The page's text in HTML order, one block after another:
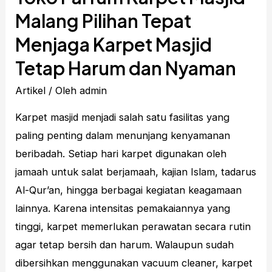
Malang Pilihan Tepat
Menjaga Karpet Masjid
Tetap Harum dan Nyaman
Artikel / Olehadmin
Karpet masjid menjadi salah satu fasilitas yang
paling penting dalam menunjang kenyamanan
beribadah. Setiap hari karpet digunakan oleh
jamaah untuk salat berjamaah, kajian Islam, tadarus
Al-Qur’an, hingga berbagai kegiatan keagamaan
lainnya. Karena intensitas pemakaiannya yang
tinggi, karpet memerlukan perawatan secara rutin
agar tetap bersih dan harum. Walaupun sudah
dibersihkan menggunakan vacuum cleaner, karpet